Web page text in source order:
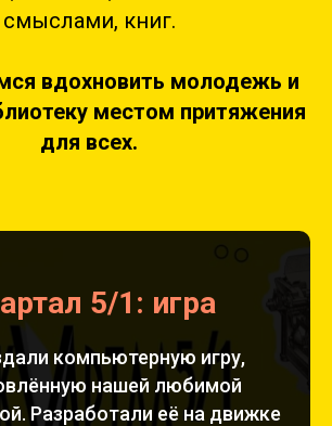
смыслами, книг.
вдохновить молодежь и
местом притяжения
для всех.
5/1: игра
компьютерную игру,
нашей любимой
Разработали её на движке